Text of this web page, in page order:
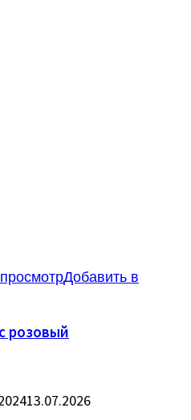
Добавить в
розовый
13.07.2026